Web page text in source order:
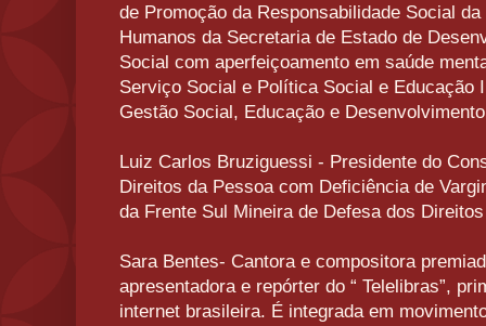
de Promoção da Responsabilidade Social
Humanos da Secretaria de Estado de
Social com aperfeiçoamento em saúde
Serviço Social e Política Social e Educação
Gestão Social, Educação e
Luiz Carlos Bruziguessi - Presidente do
Direitos da Pessoa com Deficiência de
da Frente Sul Mineira de Defesa dos
Sara Bentes- Cantora e compositora
apresentadora e repórter do “ Telelibras”,
internet brasileira. É integrada em